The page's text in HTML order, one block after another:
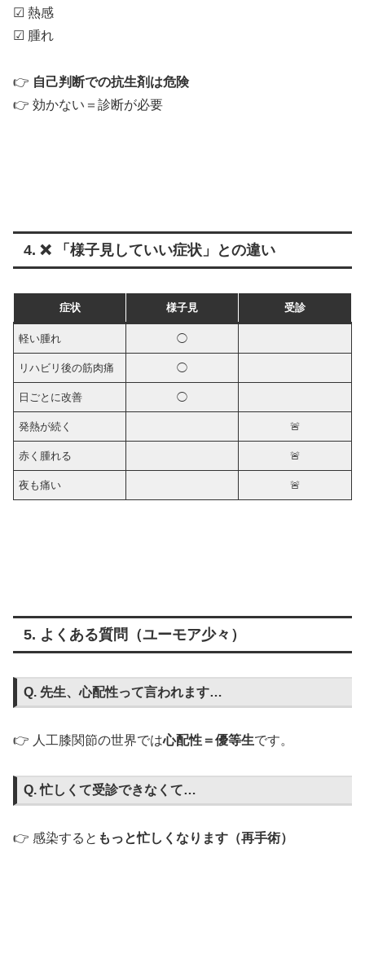
☑ 熱感
☑ 腫れ
👉 自己判断での抗生剤は危険
👉 効かない＝診断が必要
4. ❌ 「様子見していい症状」との違い
症状 様子見 受診
軽い腫れ ◯
リハビリ後の筋肉痛 ◯
日ごとに改善 ◯
発熱が続く 🚨
赤く腫れる 🚨
夜も痛い 🚨
5. よくある質問（ユーモア少々）
Q. 先生、心配性って言われます…
👉 人工膝関節の世界では心配性＝優等生です。
Q. 忙しくて受診できなくて…
👉 感染すると もっと忙しくなります（再手術）